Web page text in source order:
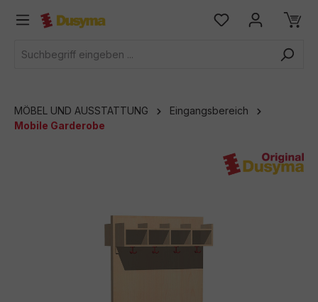
springen
MÖBEL UND AUSSTATTUNG
Eingangsbereich
Mobile Garderobe
Bildergalerie überspringen